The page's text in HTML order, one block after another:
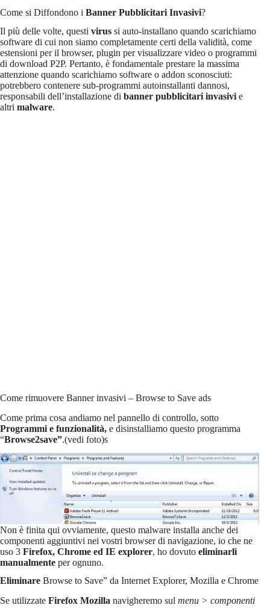
Come si Diffondono i Banner Pubblicitari Invasivi?
Il più delle volte, questi virus si auto-installano quando scarichiamo
software di cui non siamo completamente certi della validità, come
estensioni per il browser, plugin per visualizzare video o programmi
di download P2P. Pertanto, è fondamentale prestare la massima
attenzione quando scarichiamo software o addon sconosciuti:
potrebbero contenere sub-programmi autoinstallanti dannosi,
responsabili dell’installazione di banner pubblicitari invasivi e
altri malware.
Come rimuovere Banner invasivi – Browse to Save ads
Come prima cosa andiamo nel pannello di controllo, sotto
Programmi e funzionalità, e disinstalliamo questo programma
“Browse2save”.(vedi foto)s
Non è finita qui ovviamente, questo malware installa anche dei
componenti aggiuntivi nei vostri browser di navigazione, io che ne
uso 3 Firefox, Chrome ed IE explorer, ho dovuto eliminarli
manualmente per ognuno.
Eliminare Browse to Save” da Internet Explorer, Mozilla e Chrome
Se utilizzate Firefox Mozilla navigheremo sul menu > componenti